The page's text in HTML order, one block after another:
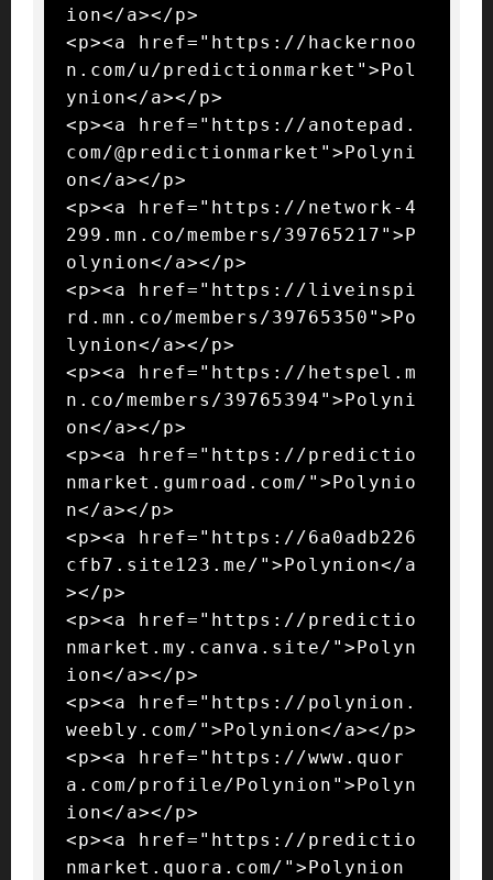
ion</a></p>
<p><a href="https://hackernoo
n.com/u/predictionmarket">Pol
ynion</a></p>
<p><a href="https://anotepad.
com/@predictionmarket">Polyni
on</a></p>
<p><a href="https://network-4
299.mn.co/members/39765217">P
olynion</a></p>
<p><a href="https://liveinspi
rd.mn.co/members/39765350">Po
lynion</a></p>
<p><a href="https://hetspel.m
n.co/members/39765394">Polyni
on</a></p>
<p><a href="https://predictio
nmarket.gumroad.com/">Polynio
n</a></p>
<p><a href="https://6a0adb226
cfb7.site123.me/">Polynion</a
></p>
<p><a href="https://predictio
nmarket.my.canva.site/">Polyn
ion</a></p>
<p><a href="https://polynion.
weebly.com/">Polynion</a></p>
<p><a href="https://www.quor
a.com/profile/Polynion">Polyn
ion</a></p>
<p><a href="https://predictio
nmarket.quora.com/">Polynion